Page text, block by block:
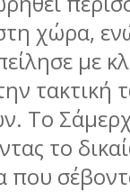
χώρα,
µε
τακτική
Το
το
που